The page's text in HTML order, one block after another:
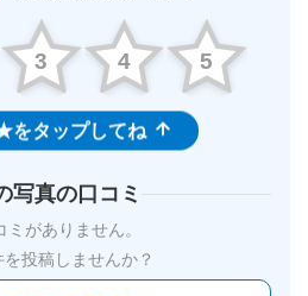
3 4 5
をタップしてね
写真の口コミ
ミがありません。
投稿しませんか？